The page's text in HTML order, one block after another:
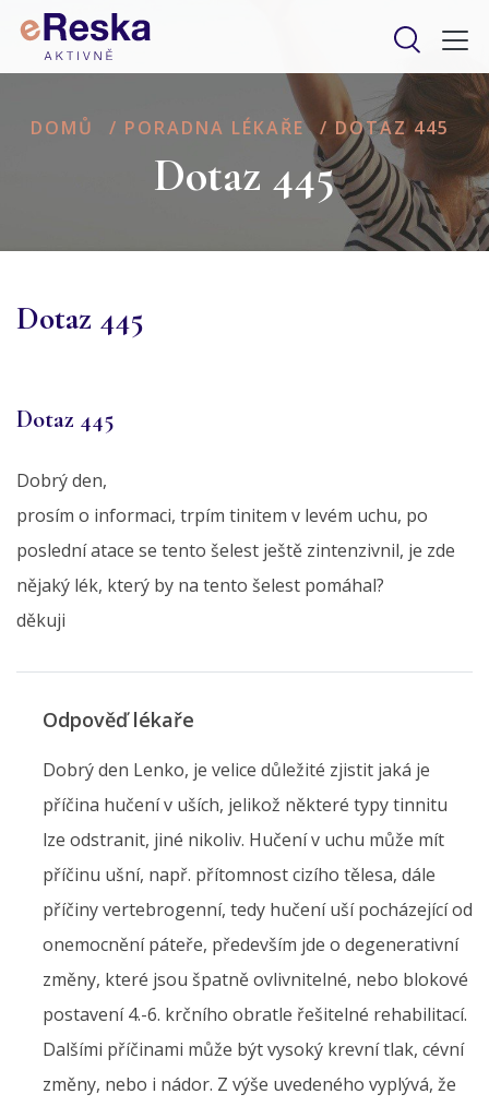
DOMŮ / PORADNA LÉKAŘE / DOTAZ 445
Dotaz 445
Dotaz 445
Dotaz 445
Dobrý den,
prosím o informaci, trpím tinitem v levém uchu, po
poslední atace se tento šelest ještě zintenzivnil, je zde
nějaký lék, který by na tento šelest pomáhal?
děkuji
Odpověď lékaře
Dobrý den Lenko, je velice důležité zjistit jaká je
příčina hučení v uších, jelikož některé typy tinnitu
lze odstranit, jiné nikoliv. Hučení v uchu může mít
příčinu ušní, např. přítomnost cizího tělesa, dále
příčiny vertebrogenní, tedy hučení uší pocházející od
onemocnění páteře, především jde o degenerativní
změny, které jsou špatně ovlivnitelné, nebo blokové
postavení 4.-6. krčního obratle řešitelné rehabilitací.
Dalšími příčinami může být vysoký krevní tlak, cévní
změny, nebo i nádor. Z výše uvedeného vyplývá, že